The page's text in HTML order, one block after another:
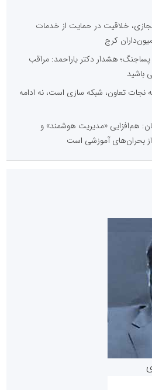
خلاقیت در حمایت از خدمات
کرج
هشدار دکتر یاراحمد: مراقب
باشید
نجات تعاون، شبکه سازی است، نه ادامه
هم‌افزایی «مدیریت هوشمند» و
از بحران‌های آموزشی است